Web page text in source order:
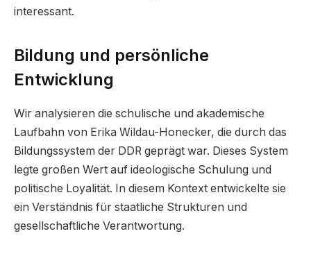
interessant.
Bildung und persönliche
Entwicklung
Wir analysieren die schulische und akademische
Laufbahn von Erika Wildau-Honecker, die durch das
Bildungssystem der DDR geprägt war. Dieses System
legte großen Wert auf ideologische Schulung und
politische Loyalität. In diesem Kontext entwickelte sie
ein Verständnis für staatliche Strukturen und
gesellschaftliche Verantwortung.